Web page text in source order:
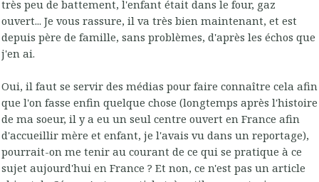
très peu de battement, l'enfant était dans le four, gaz
ouvert... Je vous rassure, il va très bien maintenant, et est
depuis père de famille, sans problèmes, d'après les échos que
j'en ai.
Oui, il faut se servir des médias pour faire connaître cela afin
que l'on fasse enfin quelque chose (longtemps après l'histoire
de ma soeur, il y a eu un seul centre ouvert en France afin
d'accueillir mère et enfant, je l'avais vu dans un reportage),
pourrait-on me tenir au courant de ce qui se pratique à ce
sujet aujourd'hui en France ? Et non, ce n'est pas un article